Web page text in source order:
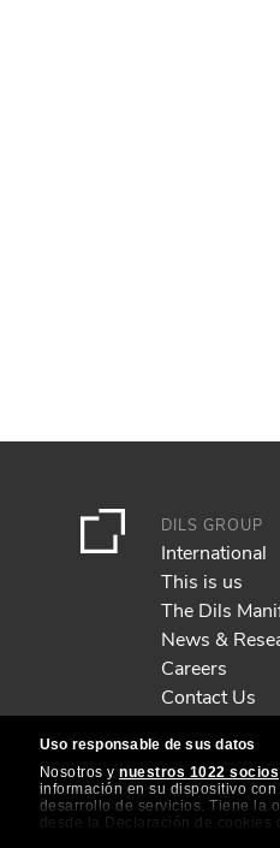
Uso responsable de sus datos
Nosotros y nuestros 1022 socios
información en su dispositivo
desarrollo de servicios. Tiene la
desde la Declaración de cookies
DILS GROUP
International
This is us
The Dils
News &
Careers
Contact Us